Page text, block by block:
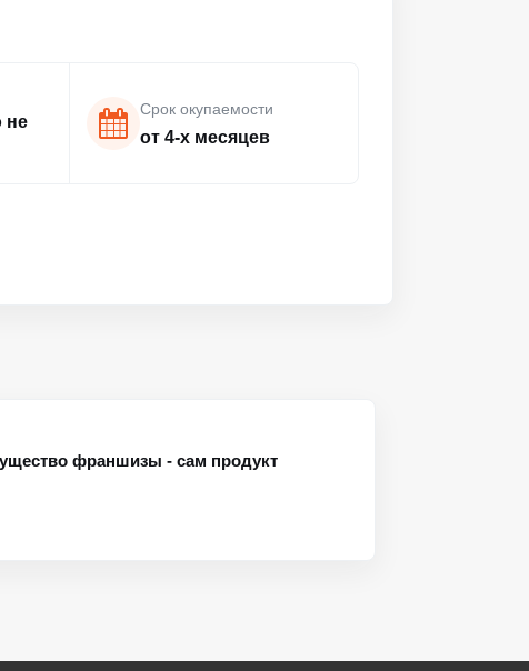
не
Срок окупаемости
от 4-х месяцев
франшизы - сам продукт